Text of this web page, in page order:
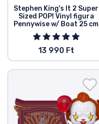
Stephen King's It 2 Super
Sized POP! Vinyl figura
Pennywise w/ Boat 25 cm
13 990 Ft